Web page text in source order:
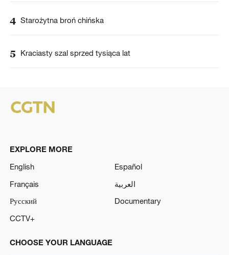
4 Starożytna broń chińska
5 Kraciasty szal sprzed tysiąca lat
EXPLORE MORE
English
Español
Français
العربية
Русский
Documentary
CCTV+
CHOOSE YOUR LANGUAGE